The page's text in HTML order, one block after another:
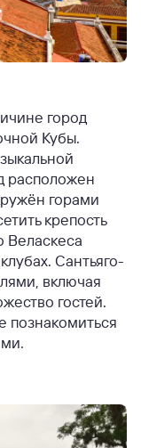
город
Кубы.
расположен
горами
крепость
Сантьяго-
включая
гостей.
познакомиться